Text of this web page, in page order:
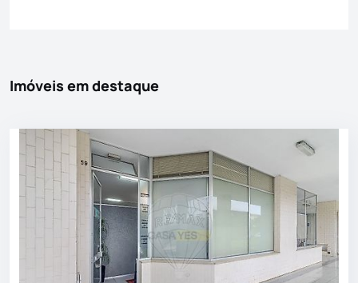
Imóveis em destaque